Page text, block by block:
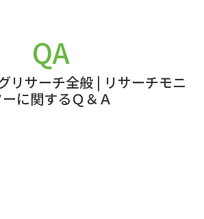
QA
リサーチ全般| リサーチモニ
ーに関するＱ＆Ａ